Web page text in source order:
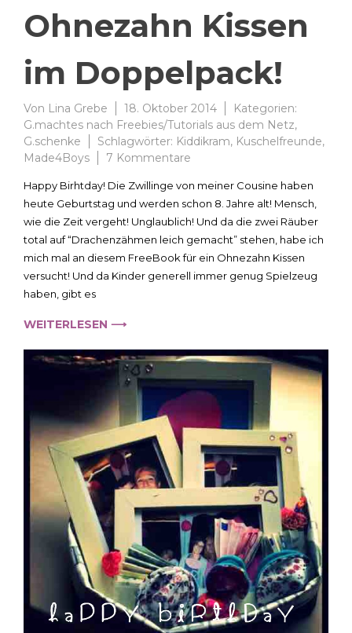
Ohnezahn Kissen
im Doppelpack!
Von Lina Grebe 18. Oktober 2014
Kategorien:
G.machtes nach Freebies/Tutorials aus dem Netz,
G.schenke
Schlagwörter: Kiddikram, Kuschelfreunde,
Made4Boys
7 Kommentare
Kissen
im
Doppelpack!
Happy Birhtday! Die Zwillinge von meiner Cousine haben
heute Geburtstag und werden schon 8. Jahre alt! Mensch,
wie die Zeit vergeht! Unglaublich! Und da die zwei Räuber
total auf “Drachenzähmen leich gemacht” stehen, habe ich
mich mal an diesem FreeBook für ein Ohnezahn Kissen
versucht! Und da Kinder generell immer genug Spielzeug
haben, gibt es
WEITERLESEN ⟶